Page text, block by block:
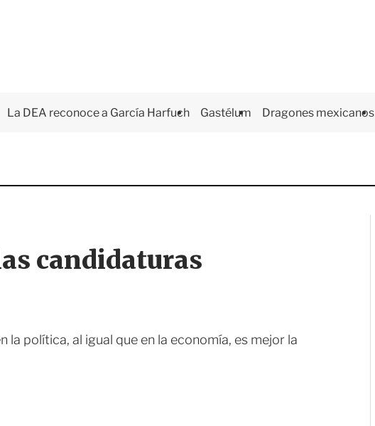
La DEA reconoce a García Harfuch Gastélum Dragones mexicanos
candidaturas
política, al igual que en la economía, es mejor la